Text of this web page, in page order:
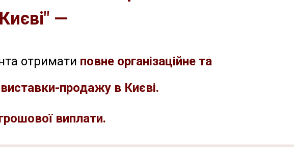
—
отримати повне організаційне та
виставки-продажу вКиєві.
виплати.